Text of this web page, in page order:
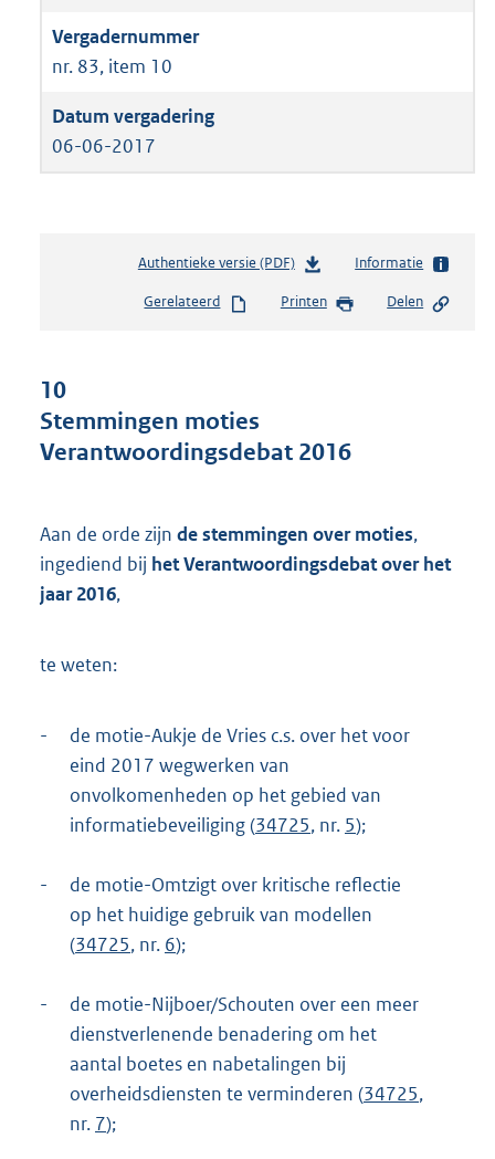
nr. 83, item 10
06-06-2017
Authentieke versie (PDF)b
s
g
t
t
Informatie
Gerelateerd Printen Delen
10
Stemmingen moties
Verantwoordingsdebat 2016
Aan de orde zijn de stemmingen over moties,
ingediend bij het Verantwoordingsdebat over het
jaar 2016,
te weten:
-
de motie-Aukje de Vries c.s. over het voor
eind 2017 wegwerken van
onvolkomenheden op het gebied van
informatiebeveiliging (34725, nr. 5);
-
de motie-Omtzigt over kritische reflectie
op het huidige gebruik van modellen
(34725, nr. 6);
-
de motie-Nijboer/Schouten over een meer
dienstverlenende benadering om het
aantal boetes en nabetalingen bij
overheidsdiensten te verminderen (34725,
nr. 7);